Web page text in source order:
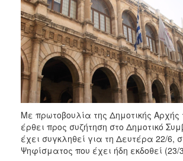
Με πρωτοβουλία της Δημοτικής
έρθει προς συζήτηση στο Δημοτικό
έχει συγκληθεί για τη Δευτέρα 22/6,
Ψηφίσματος που έχει ήδη εκδοθεί (23/